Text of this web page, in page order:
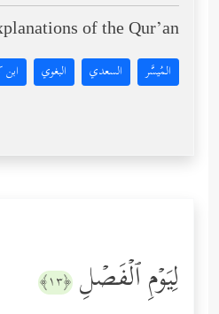
of the Qur’an:
المُيسَّر السعدي البغوي ابن
لِیَوۡمِ ٱلۡفَصۡلِ ﴿١٣﴾